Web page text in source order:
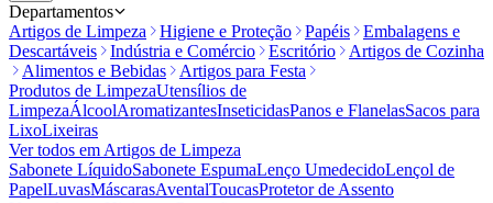
Departamentos
Artigos de Limpeza
Higiene e Proteção Papéis
Embalagens e
Descartáveis
Indústria e Comércio Escritório
Artigos de Cozinha
Alimentos e Bebidas
Artigos para Festa
Produtos de LimpezaUtensílios de
LimpezaÁlcoolAromatizantesInseticidasPanos e FlanelasSacos para
LixoLixeiras
Ver todos em Artigos de Limpeza
Sabonete LíquidoSabonete EspumaLenço UmedecidoLençol de
PapelLuvasMáscarasAventalToucasProtetor de Assento